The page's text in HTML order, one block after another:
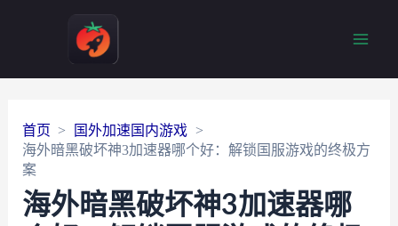
首页
国外加速国内游戏
海外暗黑破坏神3加速器哪个好：解锁国服游戏的终极方
案
海外暗黑破坏神3加速器哪